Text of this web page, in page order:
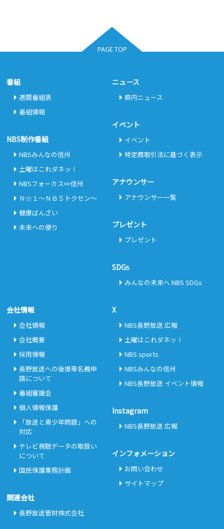
PAGE TOP
番組
週間番組表
番組情報
NBS制作番組
NBSみんなの信州
土曜はこれダネッ！
NBSフォーカス∞信州
Ｎ☆１～ＮＢＳトクセン～
健康ばんざい
未来への便り
ニュース
県内ニュース
イベント
イベント
特定商取引法に基づく表示
アナウンサー
アナウンサー一覧
プレゼント
プレゼント
SDGs
みんなの未来へ NBS SDGs
会社情報
会社情報
会社概要
採用情報
長野放送への後援等名義申
請について
番組審議会
個人情報保護
「放送と青少年問題」への
対応
テレビ視聴データの取扱い
について
国民保護業務計画
関連会社
長野放送管財株式会社
X
NBS長野放送 広報
土曜はこれダネッ！
NBS sports
NBSみんなの信州
NBS長野放送 イベント情報
Instagram
NBS長野放送 広報
インフォメーション
お問い合わせ
サイトマップ